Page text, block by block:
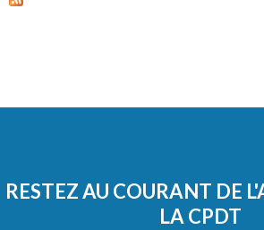
RESTEZ AU COURANT DE
LA CPDT